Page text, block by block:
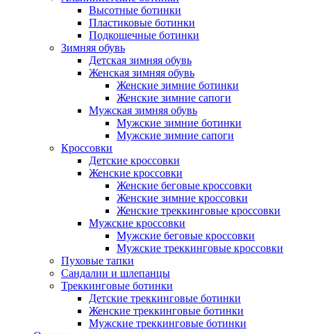
Высотные ботинки
Пластиковые ботинки
Подкошечные ботинки
Зимняя обувь
Детская зимняя обувь
Женская зимняя обувь
Женские зимние ботинки
Женские зимние сапоги
Мужская зимняя обувь
Мужские зимние ботинки
Мужские зимние сапоги
Кроссовки
Детские кроссовки
Женские кроссовки
Женские беговые кроссовки
Женские зимние кроссовки
Женские треккинговые кроссовки
Мужские кроссовки
Мужские беговые кроссовки
Мужские треккинговые кроссовки
Пуховые тапки
Сандалии и шлепанцы
Треккинговые ботинки
Детские треккинговые ботинки
Женские треккинговые ботинки
Мужские треккинговые ботинки